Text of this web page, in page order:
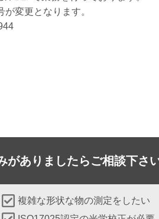
変更となります。
がありましたらご相談下さい
複雑な形状な物の測定をしたい